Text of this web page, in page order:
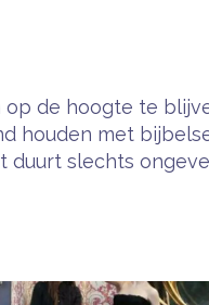
de hoogte te
houden met
slechts